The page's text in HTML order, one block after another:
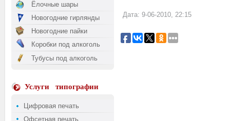
Ёлочные шары
Новогодние гирлянды
Новогодние пайки
Коробки под алкоголь
Тубусы под алкоголь
Услуги типографии
Цифровая печать
Офсетная печать
Дата: 9-06-2010, 22:15